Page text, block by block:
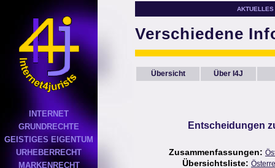
INTERNET
GRUNDRECHTE
GEISTIGES EIGENTUM
URHEBERRECHT
MARKENRECHT
AKTUELLES
Verschiedene
Übersicht Über I4J
Entscheidungen
Zusammenfassungen:
Übersichtsliste: